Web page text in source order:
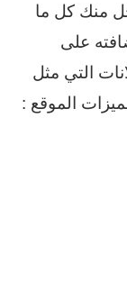
منك كل ما
على
التي مثل
الموقع :